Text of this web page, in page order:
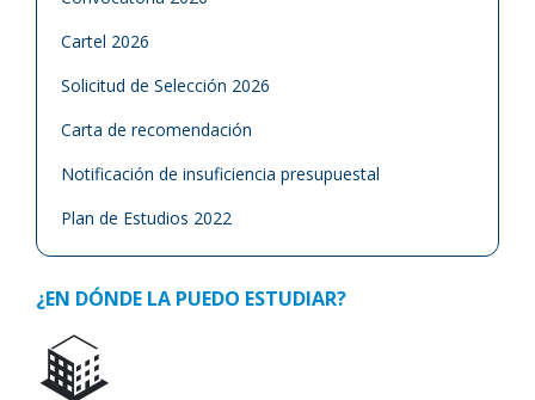
Cartel 2026
Solicitud de Selección 2026
Carta de recomendación
Notificación de insuficiencia presupuestal
Plan de Estudios 2022
¿EN DÓNDE LA PUEDO ESTUDIAR?